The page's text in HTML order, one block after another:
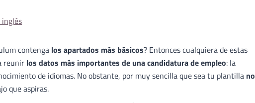
contenga los apartados más básicos? Entonces cualquiera de estas
reunir los datos más importantes de una candidatura de empleo: la
de idiomas. No obstante, por muy sencilla que sea tu plantilla no
que aspiras.